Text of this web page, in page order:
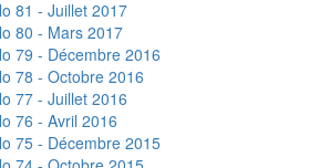
81 - Juillet 2017
80 - Mars 2017
79 - Décembre 2016
78 - Octobre 2016
77 - Juillet 2016
76 - Avril 2016
75 - Décembre 2015